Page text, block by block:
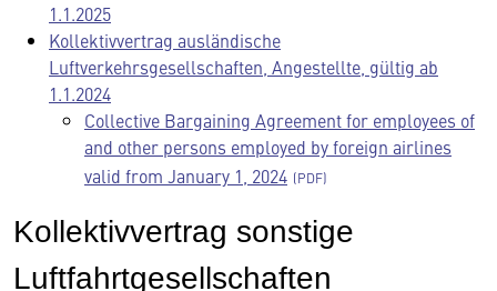
1.1.2025
Kollektivvertrag ausländische
Luftverkehrsgesellschaften, Angestellte, gültig ab
1.1.2024
Collective Bargaining Agreement for employees of
and other persons employed by foreign airlines
valid from January 1, 2024
Kollektivvertrag sonstige
Luftfahrtgesellschaften